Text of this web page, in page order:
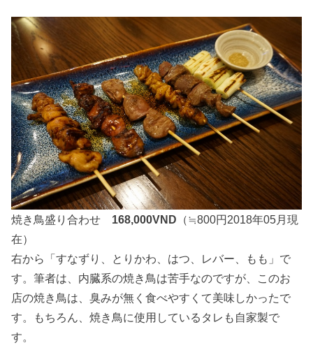
焼き鳥盛り合わせ 168,000VND （≒800円2018年05月現
在）
右から「すなずり、とりかわ、はつ、レバー、もも」で
す。筆者は、内臓系の焼き鳥は苦手なのですが、このお
店の焼き鳥は、臭みが無く食べやすくて美味しかったで
す。もちろん、焼き鳥に使用しているタレも自家製で
す。